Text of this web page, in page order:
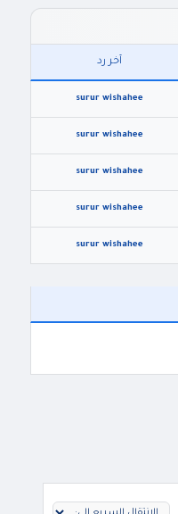
آخر رد
surur wishahee
surur wishahee
surur wishahee
surur wishahee
surur wishahee